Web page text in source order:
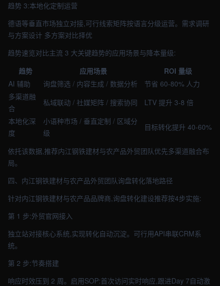
趋势 3:本地化定制运营
德语等垂直市场独立对接,可行线索矩阵按语言分级运营。需求调研
与方案设计 多方案对比择优
趋势速览对比主流 3 大关键趋势的应用场景与降本量级:
趋势
应用场景
ROI 量级
AI 辅助
询盘筛选 / 内容生成 / 数据分析
节省 60-80% 人力
多渠道融
合
私域联动 / 社媒矩阵 / 搜索协同
LTV 提升 3-8 倍
本地化深
度
小语种市场 / 垂直定制 / 区域分
级
目标转化提升 40-60%
依托该数据,推荐内江钢铁建材与农产品外贸团队优先多渠道融合布
局。
四、内江钢铁建材与农产品外贸团队询盘转化落地路径
针对内江钢铁建材与农产品品牌商,询盘转化建设推荐按4步实施:
第 1 步:外贸官网接入
独立站对接核心系统,实现转化自动沉淀。可行用API串联CRM系
统。
第 2 步:节奏搭建
响应时效压到 2 周。启用SOP:首次访问实时响应,跟进Day 7自动激